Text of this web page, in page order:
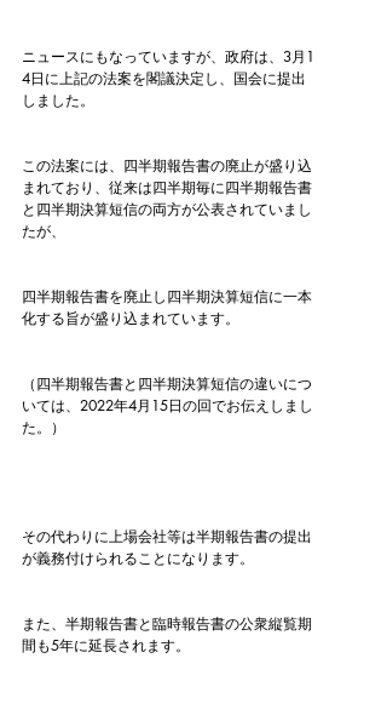
ニュースにもなっていますが、政府は、3月1
4日に上記の法案を閣議決定し、国会に提出
しました。
この法案には、四半期報告書の廃止が盛り込
まれており、従来は四半期毎に四半期報告書
と四半期決算短信の両方が公表されていまし
たが、
四半期報告書を廃止し四半期決算短信に一本
化する旨が盛り込まれています。
（四半期報告書と四半期決算短信の違いにつ
いては、2022年4月15日の回でお伝えしまし
た。）
その代わりに上場会社等は半期報告書の提出
が義務付けられることになります。
また、半期報告書と臨時報告書の公衆縦覧期
間も5年に延長されます。